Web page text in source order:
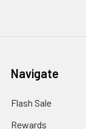
Navigate
Flash Sale
Rewards